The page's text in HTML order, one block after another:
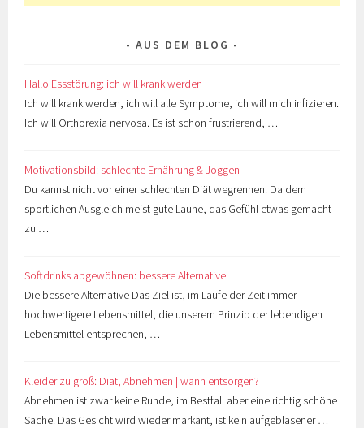
AUS DEM BLOG
Hallo Essstörung: ich will krank werden
Ich will krank werden, ich will alle Symptome, ich will mich infizieren.
Ich will Orthorexia nervosa. Es ist schon frustrierend, …
Motivationsbild: schlechte Ernährung & Joggen
Du kannst nicht vor einer schlechten Diät wegrennen. Da dem
sportlichen Ausgleich meist gute Laune, das Gefühl etwas gemacht
zu …
Softdrinks abgewöhnen: bessere Alternative
Die bessere Alternative Das Ziel ist, im Laufe der Zeit immer
hochwertigere Lebensmittel, die unserem Prinzip der lebendigen
Lebensmittel entsprechen, …
Kleider zu groß: Diät, Abnehmen | wann entsorgen?
Abnehmen ist zwar keine Runde, im Bestfall aber eine richtig schöne
Sache. Das Gesicht wird wieder markant, ist kein aufgeblasener …